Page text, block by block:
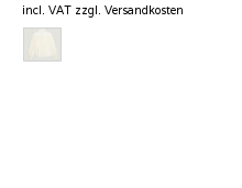
incl. VAT zzgl. Versandkosten